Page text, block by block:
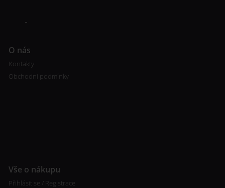
O nás
Kontakty
Obchodní podmínky
Vše o nákupu
Přihlásit se / Registrace